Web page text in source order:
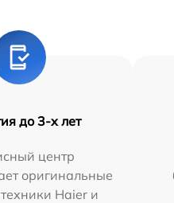
до 3-х лет
центр
оригинальные
Haier и